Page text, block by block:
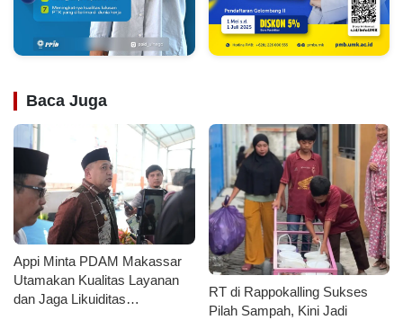
Baca Juga
Appi Minta PDAM Makassar
Utamakan Kualitas Layanan
dan Jaga Likuiditas
RT di Rappokalling Sukses
Pilah Sampah, Kini Jadi